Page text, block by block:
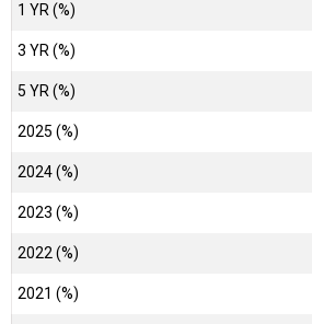
1 YR (%)
3 YR (%)
5 YR (%)
2025 (%)
2024 (%)
2023 (%)
2022 (%)
2021 (%)